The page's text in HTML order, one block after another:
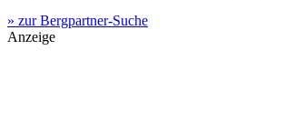
» zur Bergpartner-Suche
Anzeige